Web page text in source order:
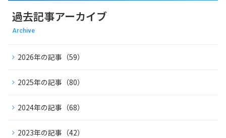
過去記事アーカイブ
Archive
2026年の記事（59）
2025年の記事（80）
2024年の記事（68）
2023年の記事（42）